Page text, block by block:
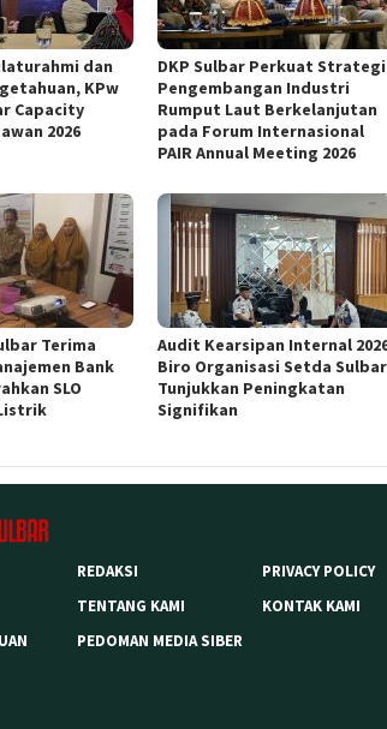
dan
KPw
Capacity
2026
DKP Sulbar Perkuat Strategi
Pengembangan Industri
Rumput Laut Berkelanjutan
pada Forum Internasional
PAIR Annual Meeting 2026
Terima
Bank
SLO
Audit Kearsipan Internal
Biro Organisasi Setda Sulbar
Tunjukkan Peningkatan
Signifikan
REDAKSI
PRIVACY POLICY
TENTANG KAMI
KONTAK KAMI
PEDOMAN MEDIA SIBER